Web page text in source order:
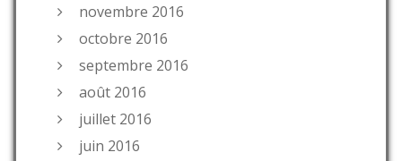
novembre 2016
octobre 2016
septembre 2016
août 2016
juillet 2016
juin 2016